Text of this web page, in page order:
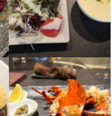
知識
英会話
ール・スピリッツの知識